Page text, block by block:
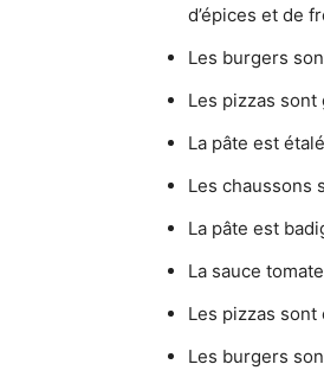
d’épices et de
Les burgers
Les pizzas sont
La pâte est
Les chaussons
La pâte est
La sauce
Les pizzas sont
Les burgers